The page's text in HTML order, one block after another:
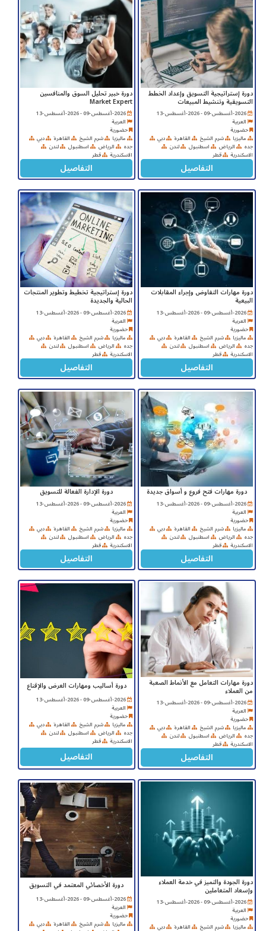
دورة إستراتيجية التسويق وإعداد الخطط
التسويقية وتنشيط المبيعات
2026-أغسطس-09 - 2026-أغسطس-13
العربية
حضورية
ماليزيا شرم الشيخ القاهرة دبي
جده الرياض اسطنبول لندن
الاسكندرية قطر
التفاصيل
دورة خبير تحليل السوق والمنافسين
Market Expert
2026-أغسطس-09 - 2026-أغسطس-13
العربية
حضورية
ماليزيا شرم الشيخ القاهرة دبي
جده الرياض اسطنبول لندن
الاسكندرية قطر
التفاصيل
دورة مهارات التفاوض وإجراء المقابلات
البيعية
2026-أغسطس-09 - 2026-أغسطس-13
العربية
حضورية
ماليزيا شرم الشيخ القاهرة دبي
جده الرياض اسطنبول لندن
الاسكندرية قطر
التفاصيل
دورة إستراتيجية تخطيط وتطوير المنتجات
الحالية والجديدة
2026-أغسطس-09 - 2026-أغسطس-13
العربية
حضورية
ماليزيا شرم الشيخ القاهرة دبي
جده الرياض اسطنبول لندن
الاسكندرية قطر
التفاصيل
دورة مهارات فتح فروع و أسواق جديدة
2026-أغسطس-09 - 2026-أغسطس-13
العربية
حضورية
ماليزيا شرم الشيخ القاهرة دبي
جده الرياض اسطنبول لندن
الاسكندرية قطر
التفاصيل
دورة الإدارة الفعالة للتسويق
2026-أغسطس-09 - 2026-أغسطس-13
العربية
حضورية
ماليزيا شرم الشيخ القاهرة دبي
جده الرياض اسطنبول لندن
الاسكندرية قطر
التفاصيل
دورة مهارات التعامل مع الأنماط الصعبة
من العملاء
2026-أغسطس-09 - 2026-أغسطس-13
العربية
حضورية
ماليزيا شرم الشيخ القاهرة دبي
جده الرياض اسطنبول لندن
الاسكندرية قطر
التفاصيل
دورة أساليب ومهارات العرض والإقناع
2026-أغسطس-09 - 2026-أغسطس-13
العربية
حضورية
ماليزيا شرم الشيخ القاهرة دبي
جده الرياض اسطنبول لندن
الاسكندرية قطر
التفاصيل
دورة الجودة والتميز في خدمة العملاء
وإسعاد المتعاملين
2026-أغسطس-09 - 2026-أغسطس-13
العربية
حضورية
ماليزيا شرم الشيخ القاهرة دبي
دورة الأخصائي المعتمد في التسويق
2026-أغسطس-09 - 2026-أغسطس-13
العربية
حضورية
ماليزيا شرم الشيخ القاهرة دبي